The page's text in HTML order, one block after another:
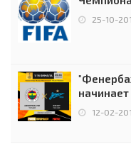
25-10-
12-02-